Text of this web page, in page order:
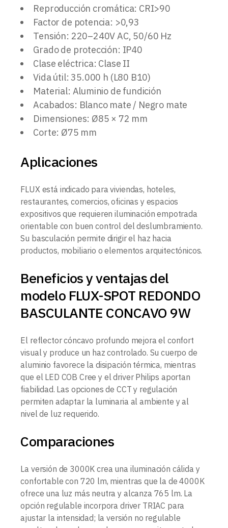
Reproducción cromática: CRI>90
Factor de potencia: >0,93
Tensión: 220–240V AC, 50/60 Hz
Grado de protección: IP40
Clase eléctrica: Clase II
Vida útil: 35.000 h (L80 B10)
Material: Aluminio de fundición
Acabados: Blanco mate / Negro mate
Dimensiones: Ø85 × 72 mm
Corte: Ø75 mm
Aplicaciones
FLUX está indicado para viviendas, hoteles,
restaurantes, comercios, oficinas y espacios
expositivos que requieren iluminación empotrada
orientable con buen control del deslumbramiento.
Su basculación permite dirigir el haz hacia
productos, mobiliario o elementos arquitectónicos.
Beneficios y ventajas del
modelo FLUX-SPOT REDONDO
BASCULANTE CONCAVO 9W
El reflector cóncavo profundo mejora el confort
visual y produce un haz controlado. Su cuerpo de
aluminio favorece la disipación térmica, mientras
que el LED COB Cree y el driver Philips aportan
fiabilidad. Las opciones de CCT y regulación
permiten adaptar la luminaria al ambiente y al
nivel de luz requerido.
Comparaciones
La versión de 3000K crea una iluminación cálida y
confortable con 720 lm, mientras que la de 4000K
ofrece una luz más neutra y alcanza 765 lm. La
opción regulable incorpora driver TRIAC para
ajustar la intensidad; la versión no regulable